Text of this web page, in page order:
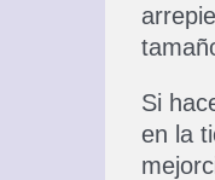
Si
en la